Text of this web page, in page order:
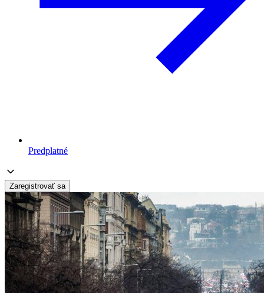
Predplatné
Zaregistrovať sa